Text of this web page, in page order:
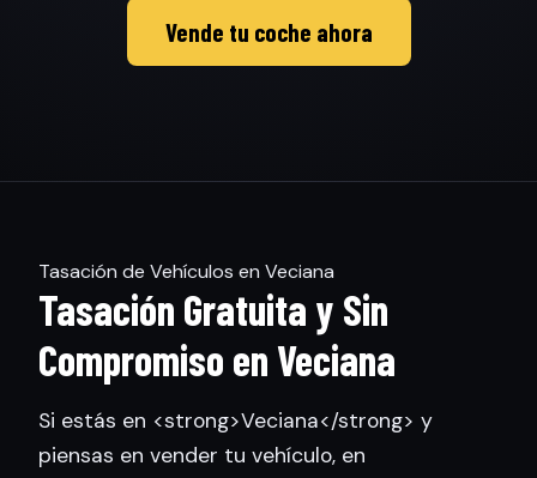
Vende tu coche ahora
Tasación de Vehículos en Veciana
Tasación Gratuita y Sin
Compromiso en Veciana
Si estás en <strong>Veciana</strong> y
piensas en vender tu vehículo, en